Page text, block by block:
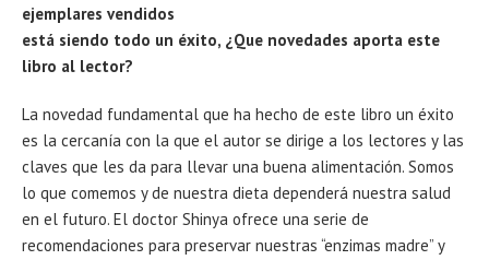
ejemplares vendidos
está siendo todo un éxito, ¿Que novedades aporta este
libro al lector?
La novedad fundamental que ha hecho de este libro un éxito
es la cercanía con la que el autor se dirige a los lectores y las
claves que les da para llevar una buena alimentación. Somos
lo que comemos y de nuestra dieta dependerá nuestra salud
en el futuro. El doctor Shinya ofrece una serie de
recomendaciones para preservar nuestras “enzimas madre” y